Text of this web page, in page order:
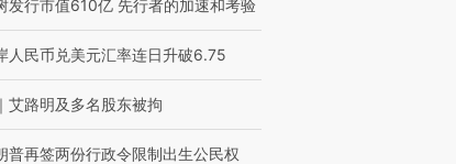
发行市值610亿 先行者的加速和考验
人民币兑美元汇率连日升破6.75
｜ 艾路明及多名股东被拘
普再签两份行政令限制出生公民权